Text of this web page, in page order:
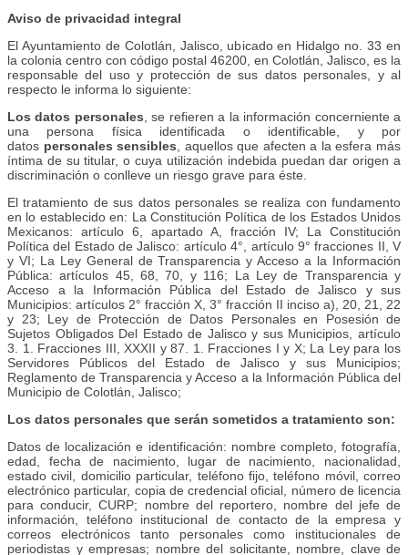
Aviso de privacidad integral
El Ayuntamiento de Colotlán, Jalisco, ubicado en Hidalgo no. 33 en
la colonia centro con código postal 46200, en Colotlán, Jalisco, es la
responsable del uso y protección de sus datos personales, y al
respecto le informa lo siguiente:
Los datos personales , se refieren a la información concerniente a
una persona física identificada o identificable, y por
datos personales sensibles , aquellos que afecten a la esfera más
íntima de su titular, o cuya utilización indebida puedan dar origen a
discriminación o conlleve un riesgo grave para éste.
El tratamiento de sus datos personales se realiza con fundamento
en lo establecido en: La Constitución Política de los Estados Unidos
Mexicanos: artículo 6, apartado A, fracción IV; La Constitución
Política del Estado de Jalisco: artículo 4°, artículo 9° fracciones II, V
y VI; La Ley General de Transparencia y Acceso a la Información
Pública: artículos 45, 68, 70, y 116; La Ley de Transparencia y
Acceso a la Información Pública del Estado de Jalisco y sus
Municipios: artículos 2° fracción X, 3° fracción II inciso a), 20, 21, 22
y 23; Ley de Protección de Datos Personales en Posesión de
Sujetos Obligados Del Estado de Jalisco y sus Municipios, artículo
3. 1. Fracciones III, XXXII y 87. 1. Fracciones I y X; La Ley para los
Servidores Públicos del Estado de Jalisco y sus Municipios;
Reglamento de Transparencia y Acceso a la Información Pública del
Municipio de Colotlán, Jalisco;
Los datos personales que serán sometidos a tratamiento son:
Datos de localización e identificación: nombre completo, fotografía,
edad, fecha de nacimiento, lugar de nacimiento, nacionalidad,
estado civil, domicilio particular, teléfono fijo, teléfono móvil, correo
electrónico particular, copia de credencial oficial, número de licencia
para conducir, CURP; nombre del reportero, nombre del jefe de
información, teléfono institucional de contacto de la empresa y
correos electrónicos tanto personales como institucionales de
periodistas y empresas; nombre del solicitante, nombre, clave de